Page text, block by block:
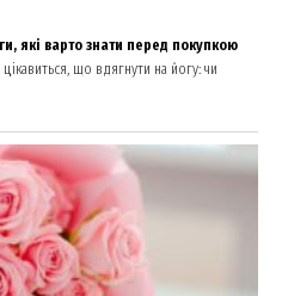
які варто знати перед покупкою
що вдягнути на йогу: чи